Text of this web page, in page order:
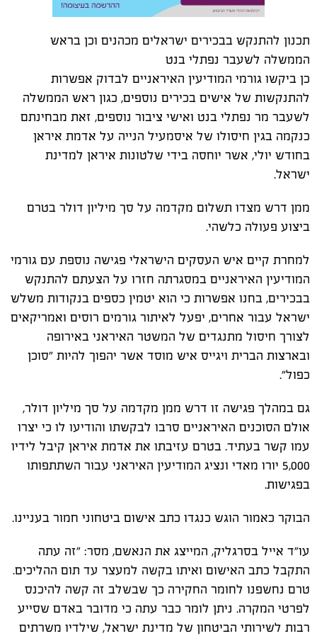
תכנון להתנקש בבכירים ישראלים מכהנים וכן בראש
הממשלה לשעבר נפתלי בנט
כן ביקשו גורמי המודיעין האיראניים לבדוק אפשרות
להתנקשות של אישים בכירים נוספים, כגון ראש הממשלה
לשעבר מר נפתלי בנט ואישי ציבור נוספים, זאת מבחינתם
כנקמה בגין חיסולו של איסמעיל הנייה על אדמת איראן
בחודש יולי, אשר יוחסה בידי שלטונות איראן למדינת
ישראל.
ממן דרש מצדו תשלום מקדמה על סך מיליון דולר בטרם
ביצוע פעולה כלשהי.
למחרת קיים איש העסקים הישראלי פגישה נוספת עם גורמי
המודיעין האיראניים במסגרתה חזרו על הצעתם להתנקש
בבכירים, בחנו אפשרות כי הוא יטמין כספים בנקודות משלש
ישראל עבור אחרים, יפעל לאיתור גורמים רוסים ואמריקאים
לצורך חיסול מתנגדים של המשטר האיראני באירופה
ובארצות הברית ויגייס איש מוסד אשר יהפוך להיות "סוכן
כפול".
גם במהלך פגישה זו דרש ממן מקדמה על סך מיליון דולר,
אולם הסוכנים האיראניים סרבו לבקשתו והודיעו לו כי יצרו
עמו קשר בעתיד. בטרם עזיבתו את אדמת איראן קיבל לידיו
5,000 יורו מאדי ונציג המודיעין האיראני עבור השתתפותו
בפגישות.
הבוקר כאמור הוגש כנגדו כתב אישום ביטחוני חמור בעניינו.
עו"ד אייל בסרגליק, המייצג את הנאשם, מסר: "זה עתה
התקבל כתב האישום ואיתו בקשה למעצר עד תום ההליכים.
טרם נחשפנו לחומר החקירה כך שבשלב זה קשה להיכנס
לפרטי המקרה. ניתן לומר כבר עתה כי מדובר באדם שסייע
רבות לשירותי הביטחון של מדינת ישראל, שילדיו משרתים